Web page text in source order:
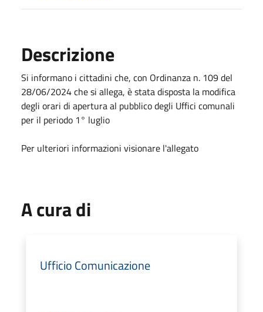
Descrizione
Si informano i cittadini che, con Ordinanza n. 109 del
28/06/2024 che si allega, è stata disposta la modifica
degli orari di apertura al pubblico degli Uffici comunali
per il periodo 1° luglio
Per ulteriori informazioni visionare l'allegato
A cura di
Ufficio Comunicazione